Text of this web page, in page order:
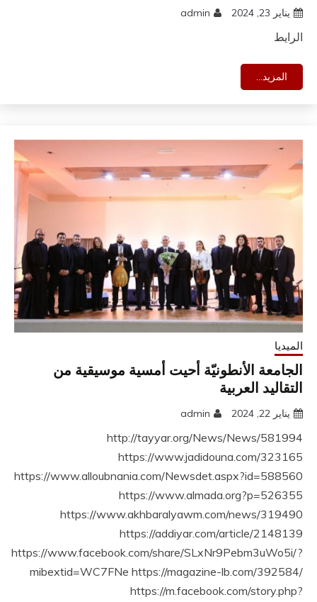
يناير 23, 2024 admin
الرايط
المزيد...
الميديا
الجامعة الأنطونيّة أحيت أمسية موسيقية من
التقاليد العربية
يناير 22, 2024 admin
http://tayyar.org/News/News/581994
https://www.jadidouna.com/323165
https://www.alloubnania.com/Newsdet.aspx?id=588560
https://www.almada.org?p=526355
https://www.akhbaralyawm.com/news/319490
https://addiyar.com/article/2148139
https://www.facebook.com/share/SLxNr9Pebm3uWo5i/?
mibextid=WC7FNe https://magazine-lb.com/392584/
https://m.facebook.com/story.php?